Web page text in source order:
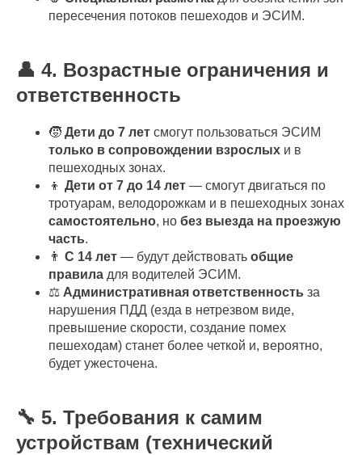
пересечения потоков пешеходов и ЭСИМ.
👤 4. Возрастные ограничения и
ответственность
🧒 Дети до 7 лет смогут пользоваться ЭСИМ
только в сопровождении взрослых и в
пешеходных зонах.
👦 Дети от 7 до 14 лет — смогут двигаться по
тротуарам, велодорожкам и в пешеходных зонах
самостоятельно, но без выезда на проезжую
часть.
👨 С 14 лет — будут действовать общие
правила для водителей ЭСИМ.
⚖️ Административная ответственность за
нарушения ПДД (езда в нетрезвом виде,
превышение скорости, создание помех
пешеходам) станет более четкой и, вероятно,
будет ужесточена.
🔧 5. Требования к самим
устройствам (технический